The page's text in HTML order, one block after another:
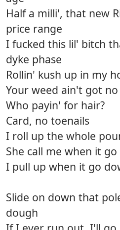
Half a milli', that new
price range
I fucked this lil' bitch
dyke phase
Rollin' kush up in my
Your weed ain't got
Who payin' for hair?
Card, no toenails
I roll up the whole
She call me when it go
I pull up when it go
Slide on down that
dough